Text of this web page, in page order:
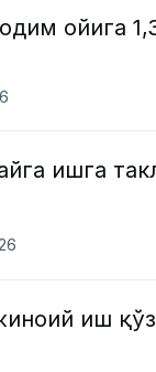
ойига
ишга
иш